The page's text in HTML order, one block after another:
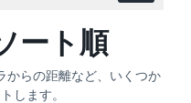
ート順
からの距離など、いくつか
します。